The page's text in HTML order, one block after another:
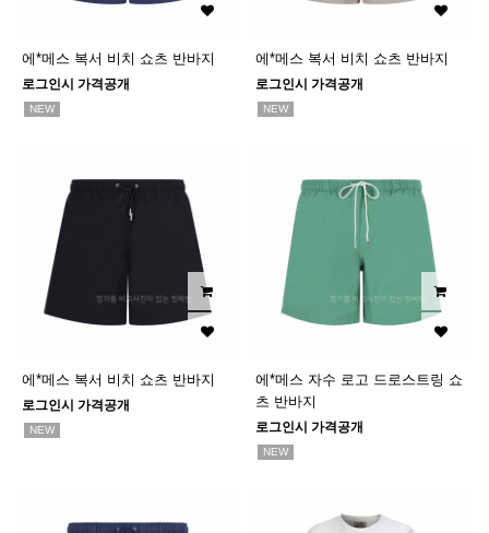
에*메스 복서 비치 쇼츠 반바지
로그인시 가격공개
NEW
에*메스 복서 비치 쇼츠 반바지
로그인시 가격공개
NEW
에*메스 복서 비치 쇼츠 반바지
로그인시 가격공개
NEW
에*메스 자수 로고 드로스트링 쇼
츠 반바지
로그인시 가격공개
NEW